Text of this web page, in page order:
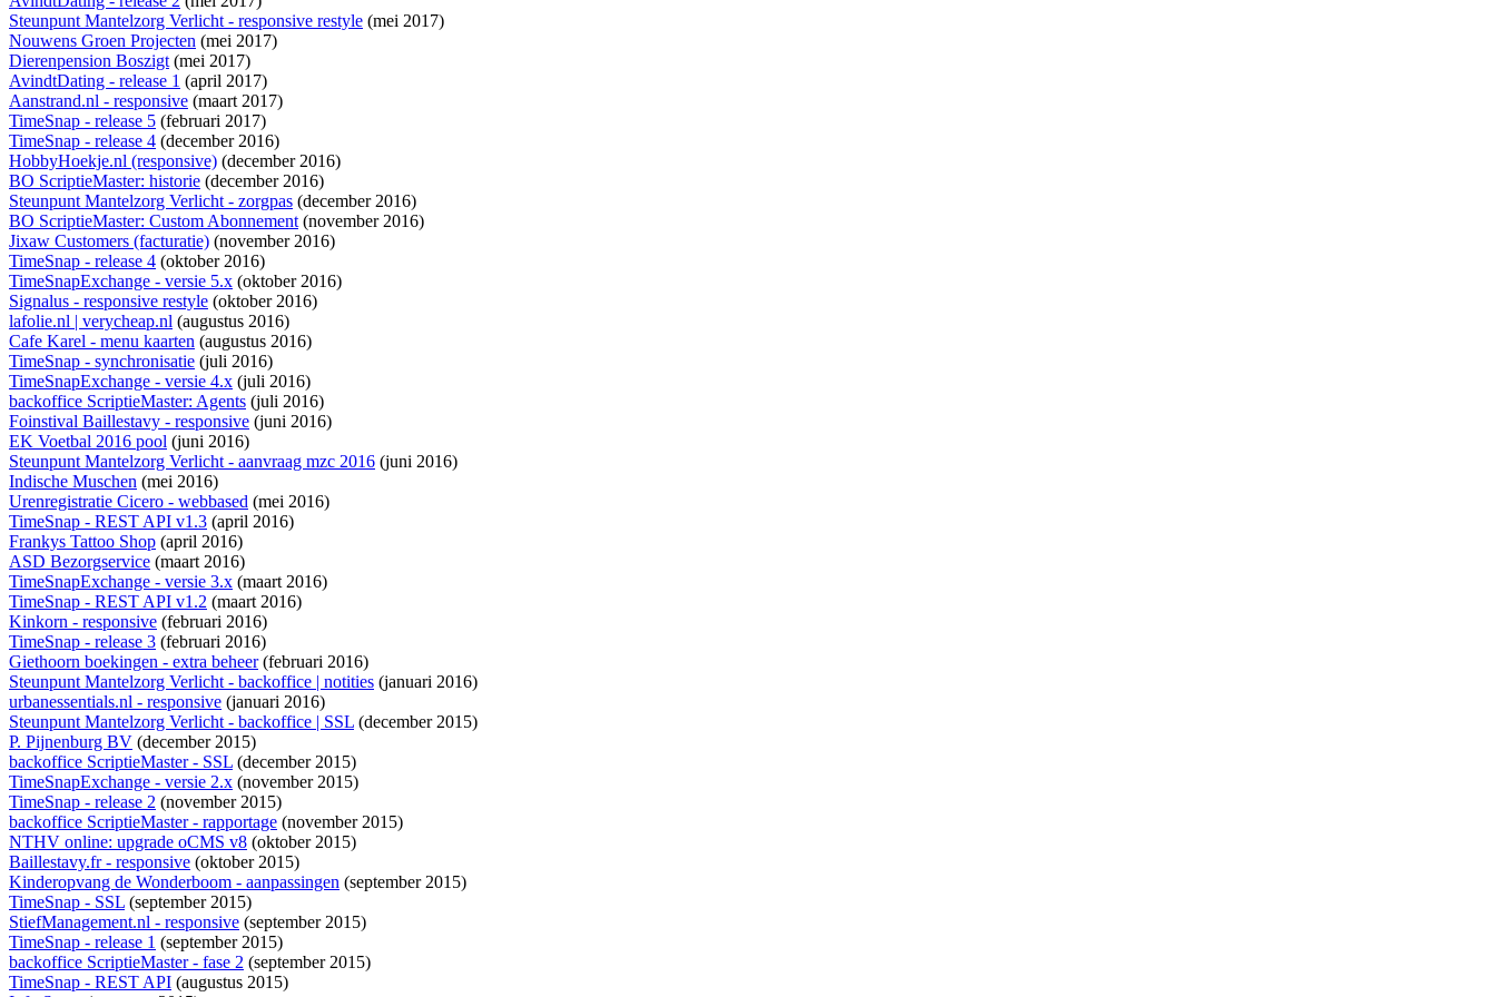
Steunpunt Mantelzorg Verlicht - responsive restyle (mei 2017)
Nouwens Groen Projecten (mei 2017)
Dierenpension Boszigt(mei 2017)
AvindtDating - release 1 (april 2017)
Aanstrand.nl - responsive (maart 2017)
TimeSnap - release 5 (februari 2017)
TimeSnap - release 4 (december 2016)
HobbyHoekje.nl (responsive) (december 2016)
BO ScriptieMaster: historie (december 2016)
Steunpunt Mantelzorg Verlicht - zorgpas (december 2016)
BO ScriptieMaster: Custom Abonnement(november 2016)
Jixaw Customers (facturatie) (november 2016)
TimeSnap - release 4 (oktober 2016)
TimeSnapExchange - versie 5.x (oktober 2016)
Signalus - responsive restyle (oktober 2016)
lafolie.nl | verycheap.nl (augustus 2016)
Cafe Karel - menu kaarten (augustus 2016)
TimeSnap - synchronisatie (juli 2016)
TimeSnapExchange - versie 4.x (juli 2016)
backoffice ScriptieMaster: Agents (juli 2016)
Foinstival Baillestavy - responsive (juni 2016)
EK Voetbal 2016 pool (juni 2016)
Steunpunt Mantelzorg Verlicht - aanvraag mzc 2016 (juni 2016)
Indische Muschen (mei 2016)
Urenregistratie Cicero - webbased (mei 2016)
TimeSnap - REST API v1.3 (april 2016)
Frankys Tattoo Shop (april 2016)
ASD Bezorgservice (maart 2016)
TimeSnapExchange - versie 3.x (maart 2016)
TimeSnap - REST API v1.2 (maart 2016)
Kinkorn - responsive (februari 2016)
TimeSnap - release 3 (februari 2016)
Giethoorn boekingen - extra beheer(februari 2016)
Steunpunt Mantelzorg Verlicht - backoffice | notities (januari 2016)
urbanessentials.nl - responsive (januari 2016)
Steunpunt Mantelzorg Verlicht - backoffice | SSL (december 2015)
P. Pijnenburg BV (december 2015)
backoffice ScriptieMaster - SSL (december 2015)
TimeSnapExchange - versie 2.x (november 2015)
TimeSnap - release 2 (november 2015)
backoffice ScriptieMaster - rapportage (november 2015)
NTHV online: upgrade oCMS v8 (oktober 2015)
Baillestavy.fr - responsive (oktober 2015)
Kinderopvang de Wonderboom - aanpassingen (september 2015)
TimeSnap - SSL (september 2015)
StiefManagement.nl - responsive (september 2015)
TimeSnap - release 1 (september 2015)
backoffice ScriptieMaster - fase 2 (september 2015)
TimeSnap - REST API (augustus 2015)